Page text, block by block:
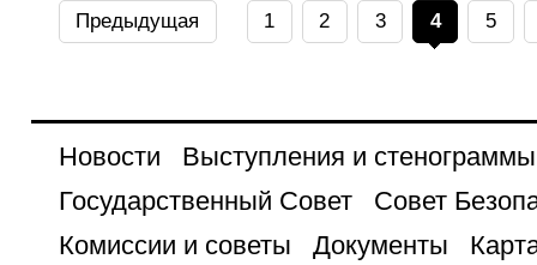
Предыдущая 1 2 3 4 5
Новости
Выступления и стенограммы
Государственный Совет
Совет
Комиссии и советы
Документы